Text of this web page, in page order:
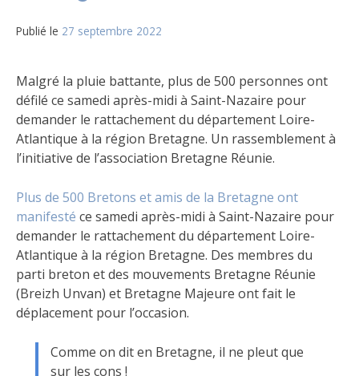
Publié le 27 septembre 2022
Malgré la pluie battante, plus de 500 personnes ont
défilé ce samedi après-midi à Saint-Nazaire pour
demander le rattachement du département Loire-
Atlantique à la région Bretagne. Un rassemblement à
l’initiative de l’association Bretagne Réunie.
Plus de 500 Bretons et amis de la Bretagne ont
manifesté ce samedi après-midi à Saint-Nazaire pour
demander le rattachement du département Loire-
Atlantique à la région Bretagne. Des membres du
parti breton et des mouvements Bretagne Réunie
(Breizh Unvan) et Bretagne Majeure ont fait le
déplacement pour l’occasion.
Comme on dit en Bretagne, il ne pleut que
sur les cons !